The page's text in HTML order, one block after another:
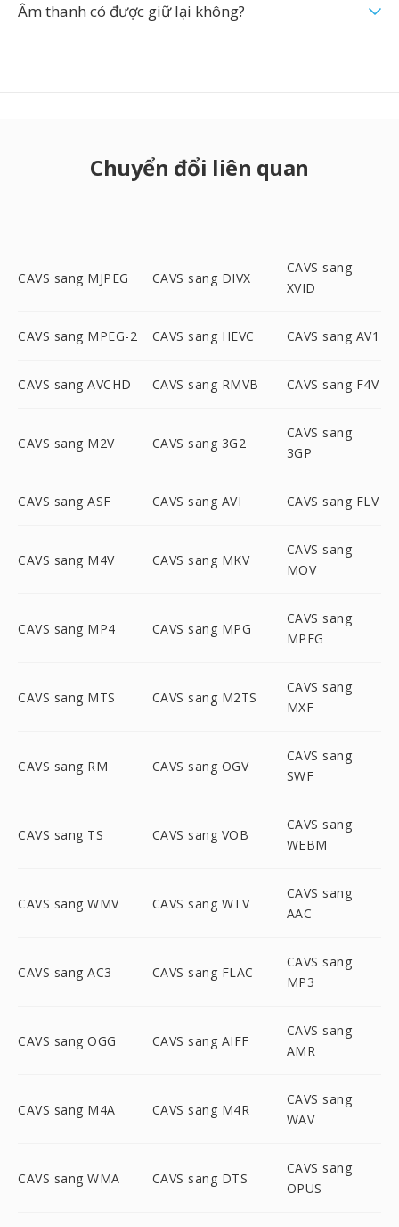
Âm thanh có được giữ lại không?
Chuyển đổi liên quan
CAVS sang MJPEG CAVS sang DIVX
CAVS sang
XVID
CAVS sang MPEG-2 CAVS sang HEVC CAVS sang AV1
CAVS sang AVCHD CAVS sang RMVB CAVS sang F4V
CAVS sang M2V CAVS sang 3G2
CAVS sang
3GP
CAVS sang ASF CAVS sang AVI CAVS sang FLV
CAVS sang M4V CAVS sang MKV
CAVS sang
MOV
CAVS sang MP4 CAVS sang MPG
CAVS sang
MPEG
CAVS sang MTS CAVS sang M2TS
CAVS sang
MXF
CAVS sang RM CAVS sang OGV
CAVS sang
SWF
CAVS sang TS CAVS sang VOB
CAVS sang
WEBM
CAVS sang WMV CAVS sang WTV
CAVS sang
AAC
CAVS sang AC3 CAVS sang FLAC
CAVS sang
MP3
CAVS sang OGG CAVS sang AIFF
CAVS sang
AMR
CAVS sang M4A CAVS sang M4R
CAVS sang
WAV
CAVS sang WMA CAVS sang DTS
CAVS sang
OPUS